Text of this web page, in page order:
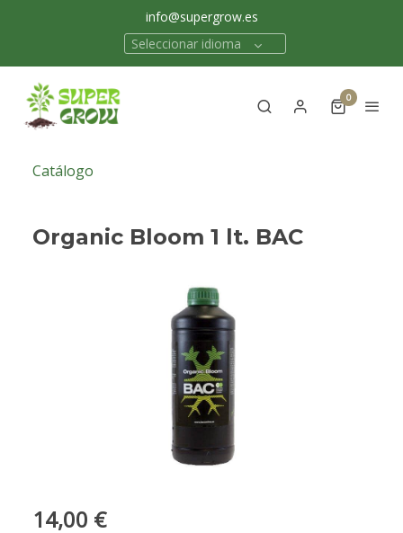
info@supergrow.es
Seleccionar idioma
0
Catálogo
Organic Bloom 1 lt. BAC
14,00 €